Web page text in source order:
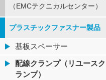
（EMCテクニカルセンター）
プラスチックファスナー製品
基板スペーサー
配線クランプ（リユースク
ランプ）